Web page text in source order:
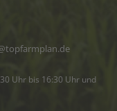
Uhr bis 16:30 Uhr und